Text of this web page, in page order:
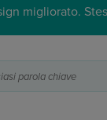
migliorato.
parola chiave